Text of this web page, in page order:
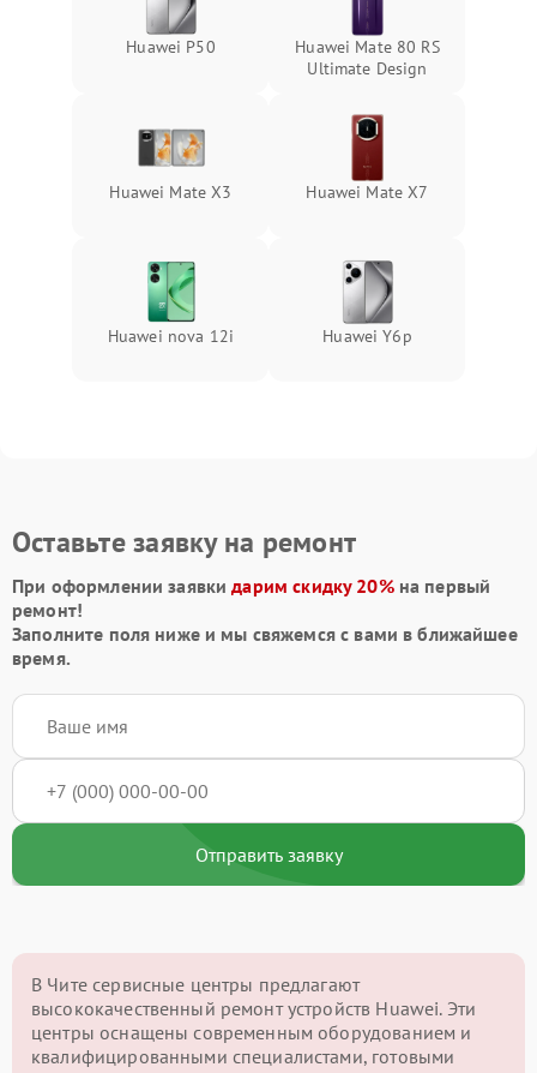
Huawei P50
Huawei Mate 80 RS
Ultimate Design
Huawei Mate X3 Huawei Mate X7
Huawei nova 12i Huawei Y6p
Оставьте заявку на ремонт
При оформлении заявкидарим скидку 20%на первый
ремонт!
Заполните поля ниже и мы свяжемся с вами в ближайшее
время.
Отправить заявку
В Чите сервисные центры предлагают
высококачественный ремонт устройств Huawei. Эти
центры оснащены современным оборудованием и
квалифицированными специалистами, готовыми